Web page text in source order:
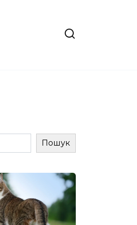
Пошук